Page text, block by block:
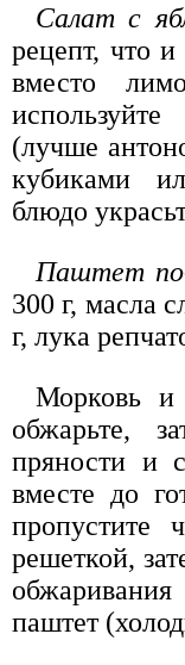
Салат с
рецепт, что и
вместо
(лучше
кубиками
блюдо
Паштет
300 г, масла
г, лука
Морковь и
обжарьте,
пряности и
вместе до
пропустите
решеткой,
обжаривания
паштет